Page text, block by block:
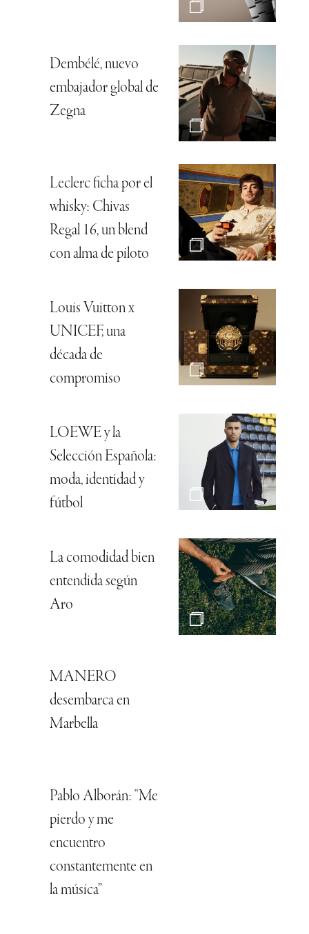
Dembélé, nuevo
embajador global de
Zegna
Leclerc ficha por el
whisky: Chivas
Regal 16, un blend
con alma de piloto
Louis Vuitton x
UNICEF, una
década de
compromiso
LOEWE y la
Selección Española:
moda, identidad y
fútbol
La comodidad bien
entendida según
Aro
MANERO
desembarca en
Marbella
Pablo Alborán: “Me
pierdo y me
encuentro
constantemente en
la música”